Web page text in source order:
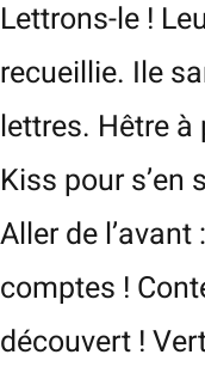
Lettrons-le !
recueillie. Ile
lettres. Hêtre
Kiss pour s’en
Aller de
comptes !
découvert !